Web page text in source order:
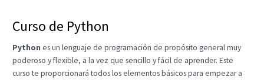
Curso de Python
Python es un lenguaje de programación de propósito general muy
poderoso y flexible, a la vez que sencillo y fácil de aprender. Este
curso te proporcionará todos los elementos básicos para empezar a